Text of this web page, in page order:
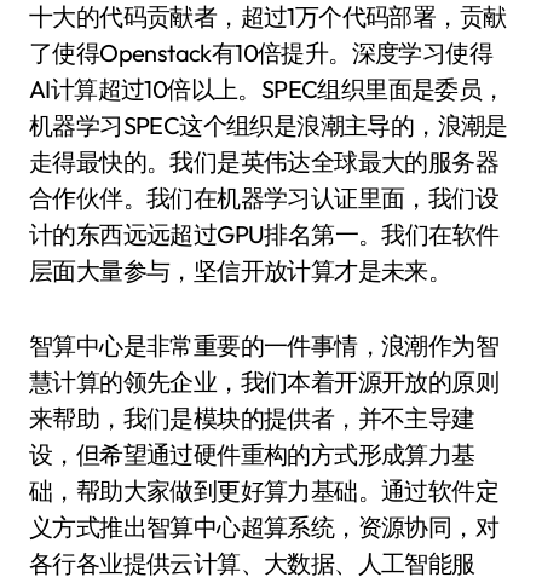
十大的代码贡献者，超过1万个代码部署，贡献
了使得Openstack有10倍提升。深度学习使得
AI计算超过10倍以上。SPEC组织里面是委员，
机器学习SPEC这个组织是浪潮主导的，浪潮是
走得最快的。我们是英伟达全球最大的服务器
合作伙伴。我们在机器学习认证里面，我们设
计的东西远远超过GPU排名第一。我们在软件
层面大量参与，坚信开放计算才是未来。
智算中心是非常重要的一件事情，浪潮作为智
慧计算的领先企业，我们本着开源开放的原则
来帮助，我们是模块的提供者，并不主导建
设，但希望通过硬件重构的方式形成算力基
础，帮助大家做到更好算力基础。通过软件定
义方式推出智算中心超算系统，资源协同，对
各行各业提供云计算、大数据、人工智能服